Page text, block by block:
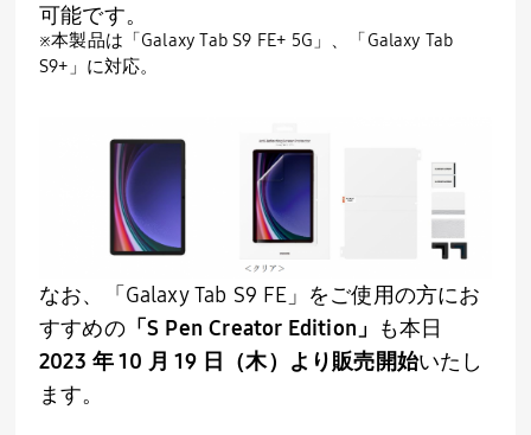
可能です。
※本製品は「Galaxy Tab S9 FE+ 5G」、「Galaxy Tab
S9+」に対応。
なお、「Galaxy Tab S9 FE」をご使用の方にお
すすめの「S Pen Creator Edition」 も本日
2023 年 10 月 19 日（木）より販売開始いたし
ます。